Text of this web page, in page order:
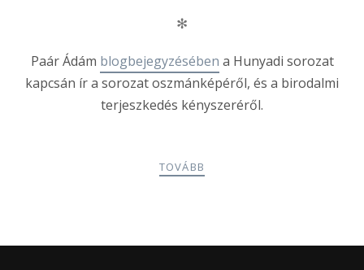
✻
Paár Ádám blogbejegyzésében a Hunyadi sorozat
kapcsán ír a sorozat oszmánképéről, és a birodalmi
terjeszkedés kényszeréről.
TOVÁBB